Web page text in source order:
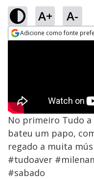
A+ A-
Adicione como fonte
No primeiro Tudo a
bateu um papo,
regado a muita
#tudoaver
#sabado